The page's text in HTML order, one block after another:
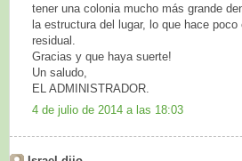
tener una colonia mucho más grande
la estructura del lugar, lo que hace
residual.
Gracias y que haya suerte!
Un saludo,
EL ADMINISTRADOR.
4 de julio de 2014 a las 18:03